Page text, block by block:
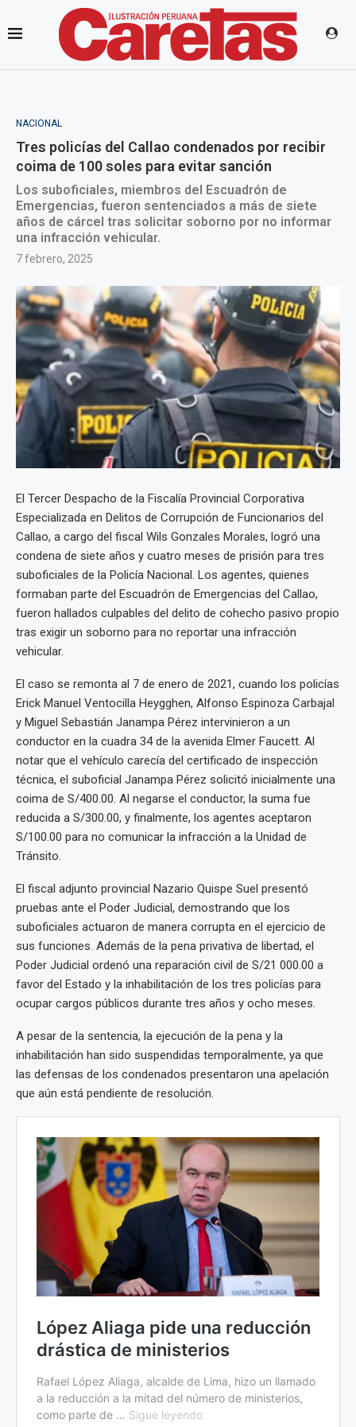
NACIONAL
Tres policías del Callao condenados por recibir
coima de 100 soles para evitar sanción
Los suboficiales, miembros del Escuadrón de
Emergencias, fueron sentenciados a más de siete
años de cárcel tras solicitar soborno por no informar
una infracción vehicular.
7 febrero, 2025
El Tercer Despacho de la Fiscalía Provincial Corporativa
Especializada en Delitos de Corrupción de Funcionarios del
Callao, a cargo del fiscal Wils Gonzales Morales, logró una
condena de siete años y cuatro meses de prisión para tres
suboficiales de la Policía Nacional. Los agentes, quienes
formaban parte del Escuadrón de Emergencias del Callao,
fueron hallados culpables del delito de cohecho pasivo propio
tras exigir un soborno para no reportar una infracción
vehicular.
El caso se remonta al 7 de enero de 2021, cuando los policías
Erick Manuel Ventocilla Heygghen, Alfonso Espinoza Carbajal
y Miguel Sebastián Janampa Pérez intervinieron a un
conductor en la cuadra 34 de la avenida Elmer Faucett. Al
notar que el vehículo carecía del certificado de inspección
técnica, el suboficial Janampa Pérez solicitó inicialmente una
coima de S/400.00. Al negarse el conductor, la suma fue
reducida a S/300.00, y finalmente, los agentes aceptaron
S/100.00 para no comunicar la infracción a la Unidad de
Tránsito.
El fiscal adjunto provincial Nazario Quispe Suel presentó
pruebas ante el Poder Judicial, demostrando que los
suboficiales actuaron de manera corrupta en el ejercicio de
sus funciones. Además de la pena privativa de libertad, el
Poder Judicial ordenó una reparación civil de S/21 000.00 a
favor del Estado y la inhabilitación de los tres policías para
ocupar cargos públicos durante tres años y ocho meses.
A pesar de la sentencia, la ejecución de la pena y la
inhabilitación han sido suspendidas temporalmente, ya que
las defensas de los condenados presentaron una apelación
que aún está pendiente de resolución.